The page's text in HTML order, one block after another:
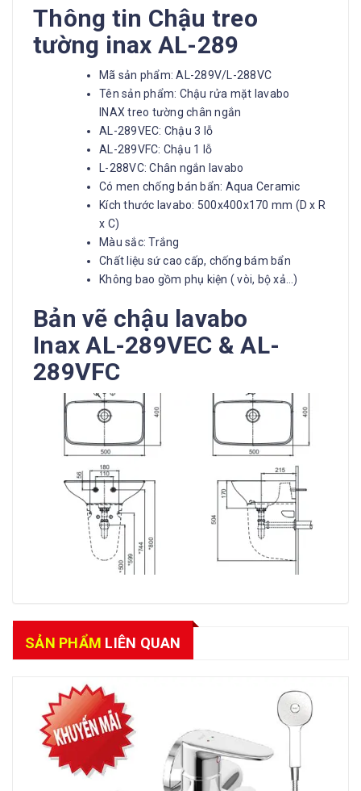
Thông tin Chậu treo
tường inax AL-289
Mã sản phẩm: AL-289V/L-288VC
Tên sản phẩm: Chậu rửa mặt lavabo
INAX treo tường chân ngắn
AL-289VEC: Chậu 3 lỗ
AL-289VFC: Chậu 1 lỗ
L-288VC: Chân ngắn lavabo
Có men chống bán bẩn: Aqua Ceramic
Kích thước lavabo: 500x400x170 mm (D x R
x C)
Màu sắc: Trắng
Chất liệu sứ cao cấp, chống bám bẩn
Không bao gồm phụ kiện ( vòi, bộ xả…)
Bản vẽ chậu lavabo
Inax AL-289VEC & AL-
289VFC
SẢN PHẨM LIÊN QUAN